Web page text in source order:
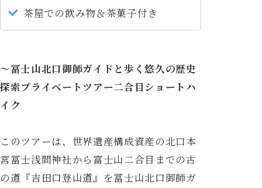
茶屋での飲み物＆茶菓子付き
～冨士山北口御師ガイドと歩く悠久の歴史
探索プライベートツアー二合目ショートハ
イク
このツアーは、世界遺産構成資産の北口本
宮冨士浅間神社から富士山二合目までの古
の道『吉田口登山道』を冨士山北口御師ガ